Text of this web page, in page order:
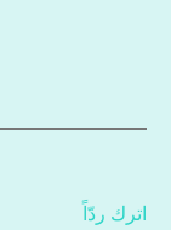
اترك ردّاً